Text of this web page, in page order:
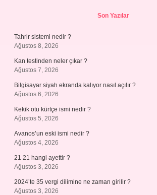
Son Yazılar
Tahrir sistemi nedir ?
Ağustos 8, 2026
Kan testinden neler çıkar ?
Ağustos 7, 2026
Bilgisayar siyah ekranda kalıyor nasıl açılır ?
Ağustos 6, 2026
Kekik otu kürtçe ismi nedir ?
Ağustos 5, 2026
Avanos’un eski ismi nedir ?
Ağustos 4, 2026
21 21 hangi ayettir ?
Ağustos 3, 2026
2024’te 35 vergi dilimine ne zaman girilir ?
Ağustos 3, 2026